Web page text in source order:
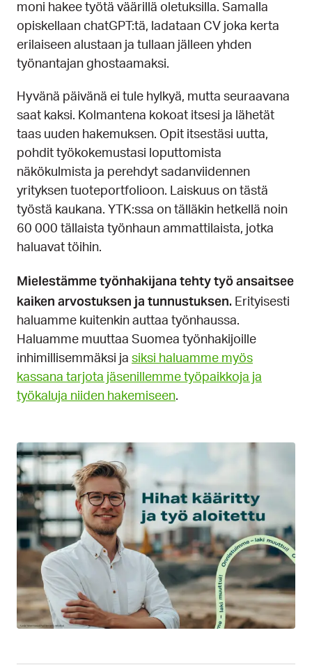
moni hakee työtä väärillä oletuksilla. Samalla
opiskellaan chatGPT:tä, ladataan CV joka kerta
erilaiseen alustaan ja tullaan jälleen yhden
työnantajan ghostaamaksi.
Hyvänä päivänä ei tule hylkyä, mutta seuraavana
saat kaksi. Kolmantena kokoat itsesi ja lähetät
taas uuden hakemuksen. Opit itsestäsi uutta,
pohdit työkokemustasi loputtomista
näkökulmista ja perehdyt sadanviidennen
yrityksen tuoteportfolioon. Laiskuus on tästä
työstä kaukana. YTK:ssa on tälläkin hetkellä noin
60 000 tällaista työnhaun ammattilaista, jotka
haluavat töihin.​
Mielestämme työnhakijana tehty työ ansaitsee
kaiken arvostuksen ja tunnustuksen. Erityisesti
haluamme kuitenkin auttaa työnhaussa.
Haluamme muuttaa Suomea työnhakijoille
inhimillisemmäksi ja siksi haluamme myös
kassana tarjota jäsenillemme työpaikkoja ja
työkaluja niiden hakemiseen.